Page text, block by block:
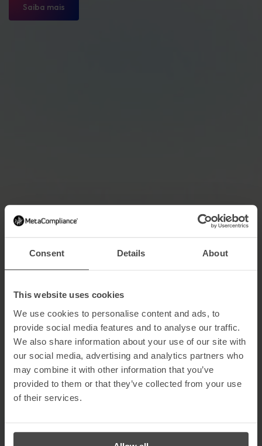
Consent Details About
This website uses cookies
We use cookies to personalise content and ads, to
provide social media features and to analyse our traffic.
We also share information about your use of our site with
our social media, advertising and analytics partners who
may combine it with other information that you’ve
provided to them or that they’ve collected from your use
of their services.
Saiba mais
Inteligência e análise de riscos
Identifique exatamente
onde a sua equipa está mais
exposta
Acompanha as tendências de comportamento e
identifica onde os funcionários estão mais